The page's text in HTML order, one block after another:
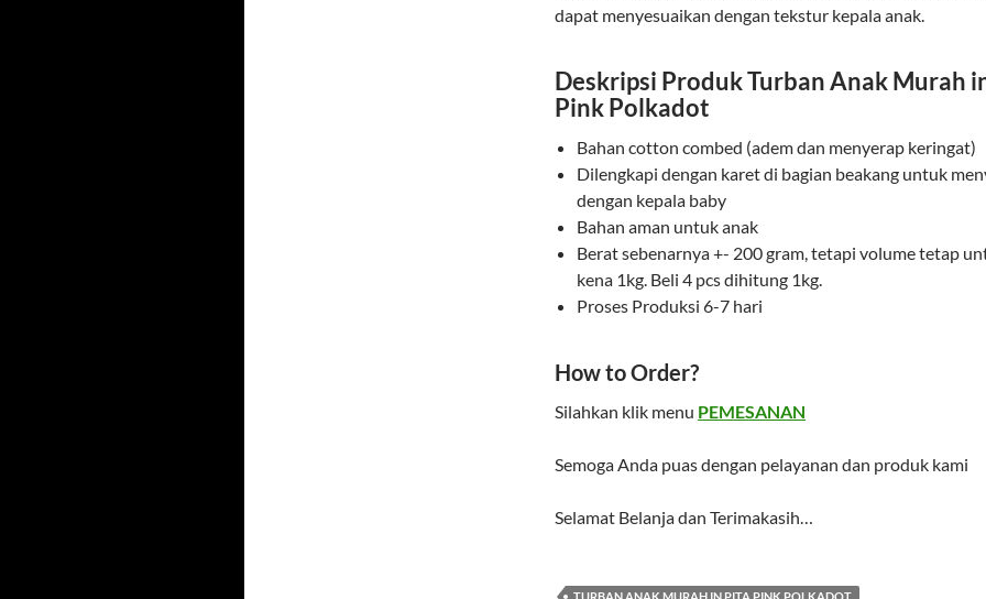
dapat menyesuaikan dengan tekstur kepala anak.
Deskripsi Produk Turban Anak Murah
Pink Polkadot
Bahan cotton combed (adem dan menyerap keringat)
Dilengkapi dengan karet di bagian beakang untuk
dengan kepala baby
Bahan aman untuk anak
Berat sebenarnya +- 200 gram, tetapi volume tetap
kena 1kg. Beli 4 pcs dihitung 1kg.
Proses Produksi 6-7 hari
How to Order?
Silahkan klik menu PEMESANAN
Semoga Anda puas dengan pelayanan dan produk kami
Selamat Belanja dan Terimakasih…